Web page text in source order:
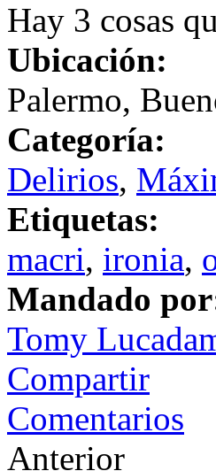
Hay 3 cosas
Ubicación:
Palermo,
Categoría:
Delirios,
Etiquetas:
macri, ironia,
Mandado
Tomy
Compartir
Comentarios
Anterior